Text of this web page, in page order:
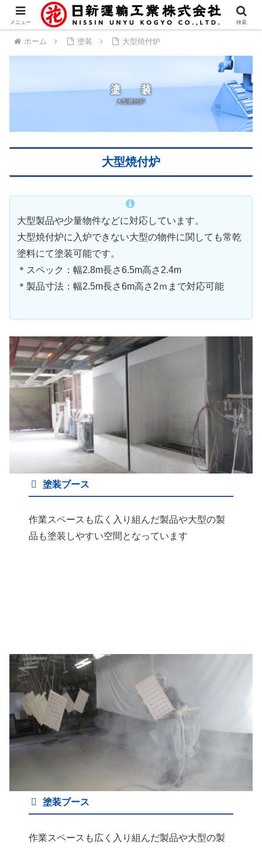
ホーム 塗装 大型焼付炉
大型焼付炉
大型製品や少量物件などに対応しています。
大型焼付炉に入炉できない大型の物件に関しても常乾
塗料にて塗装可能です。
＊スペック：幅2.8m長さ6.5m高さ2.4m
＊製品寸法：幅2.5m長さ6m高さ2ｍまで対応可能
塗装ブース
作業スペースも広く入り組んだ製品や大型の製
品も塗装しやすい空間となっています
塗装ブース
作業スペースも広く入り組んだ製品や大型の製
メニュー 検索